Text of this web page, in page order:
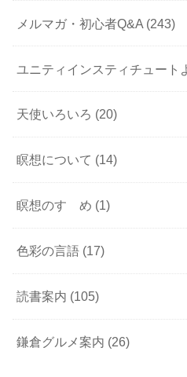
メルマガ・初心者Q&A (243)
ユニティインスティチュート
天使いろいろ (20)
瞑想について (14)
瞑想のすゝめ (1)
色彩の言語 (17)
読書案内 (105)
鎌倉グルメ案内 (26)